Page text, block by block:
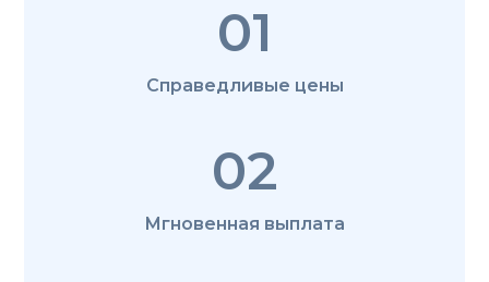
01
Справедливые цены
02
Мгновенная выплата